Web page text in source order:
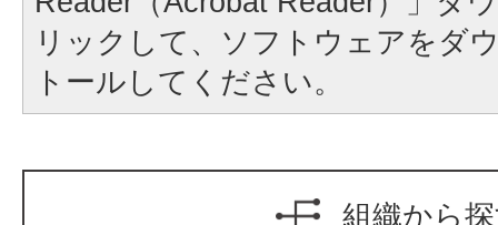
リックして、ソフトウェアをダ
トールしてください。
組織から